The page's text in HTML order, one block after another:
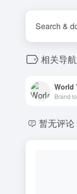
Search &
相关导航
World
Brand
暂无评论